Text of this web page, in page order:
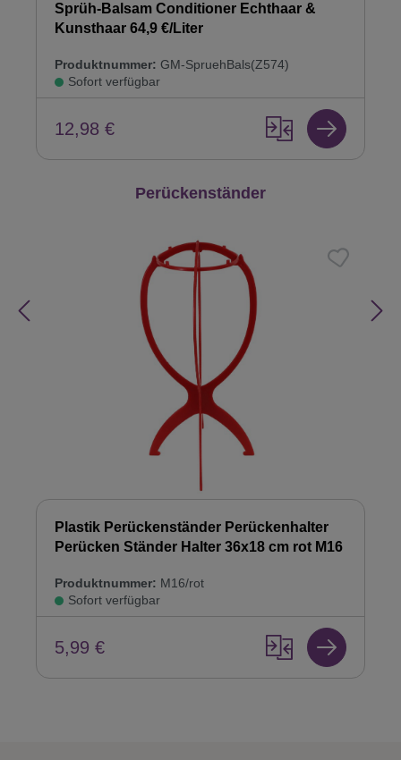
Sprüh-Balsam Conditioner Echthaar &
Kunsthaar 64,9 €/Liter
Produktnummer: GM-SpruehBals(Z574)
Sofort verfügbar
12,98 €
Produktgalerie überspringen
Perückenständer
Plastik Perückenständer Perückenhalter
Perücken Ständer Halter 36x18 cm rot M16
Produktnummer: M16/rot
Sofort verfügbar
5,99 €